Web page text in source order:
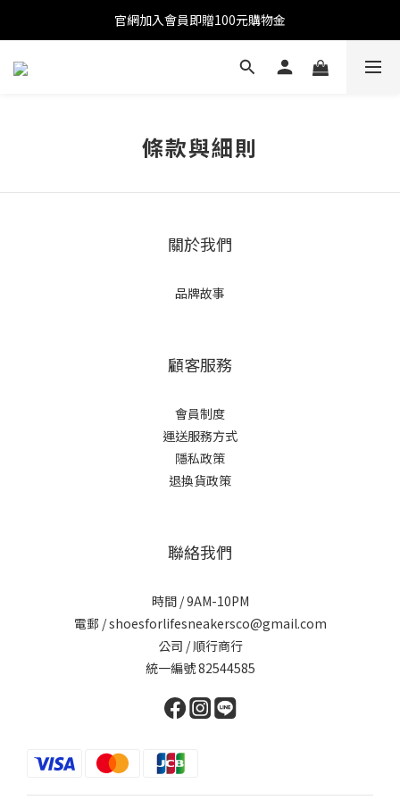
官網加入會員即贈100元購物金
官網加入會員即贈100元購物金
註冊會員全館滿2000超商免運!!!
條款與細則
關於我們
品牌故事
顧客服務
會員制度
運送服務方式
隱私政策
退換貨政策
聯絡我們
時間 / 9AM-10PM
電郵 / shoesforlifesneakersco@gmail.com
公司 / 順行商行
統一編號 82544585